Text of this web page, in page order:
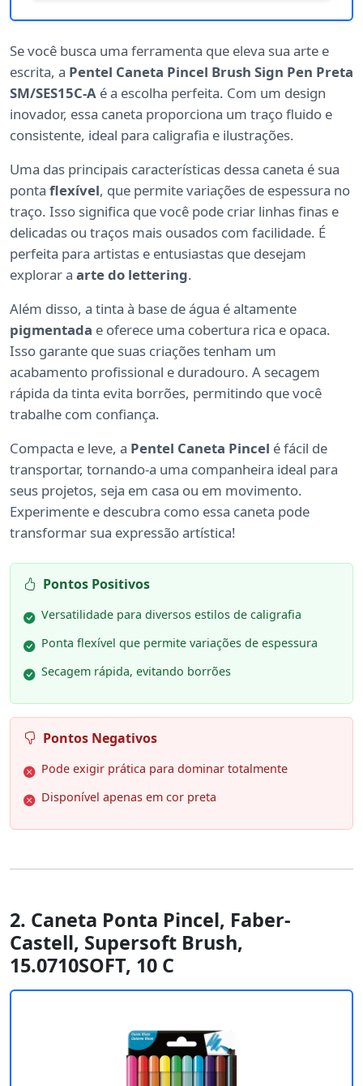
Se você busca uma ferramenta que eleva sua arte e
escrita, a Pentel Caneta Pincel Brush Sign Pen Preta
SM/SES15C-A é a escolha perfeita. Com um design
inovador, essa caneta proporciona um traço fluido e
consistente, ideal para caligrafia e ilustrações.
Uma das principais características dessa caneta é sua
ponta flexível, que permite variações de espessura no
traço. Isso significa que você pode criar linhas finas e
delicadas ou traços mais ousados com facilidade. É
perfeita para artistas e entusiastas que desejam
explorar a arte do lettering.
Além disso, a tinta à base de água é altamente
pigmentada e oferece uma cobertura rica e opaca.
Isso garante que suas criações tenham um
acabamento profissional e duradouro. A secagem
rápida da tinta evita borrões, permitindo que você
trabalhe com confiança.
Compacta e leve, a Pentel Caneta Pincel é fácil de
transportar, tornando-a uma companheira ideal para
seus projetos, seja em casa ou em movimento.
Experimente e descubra como essa caneta pode
transformar sua expressão artística!
Pontos Positivos
Versatilidade para diversos estilos de caligrafia
Ponta flexível que permite variações de espessura
Secagem rápida, evitando borrões
Pontos Negativos
Pode exigir prática para dominar totalmente
Disponível apenas em cor preta
2. Caneta Ponta Pincel, Faber-
Castell, Supersoft Brush,
15.0710SOFT, 10 C